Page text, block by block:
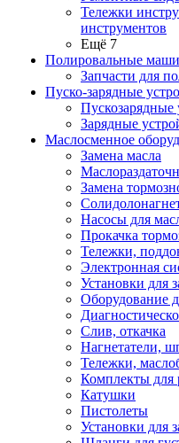
Тележки
инструментов
Ещё 7
Полировальные
Запчасти для
Пуско-зарядные
Пускозарядные
Зарядные
Маслосменное
Замена масла
Замена
Насосы для
Прокачка
Тележки,
Электронная
Установки для
Оборудование
Слив, откачка
Нагнетатели,
Тележки,
Комплекты для
Катушки
Пистолеты
Установки для